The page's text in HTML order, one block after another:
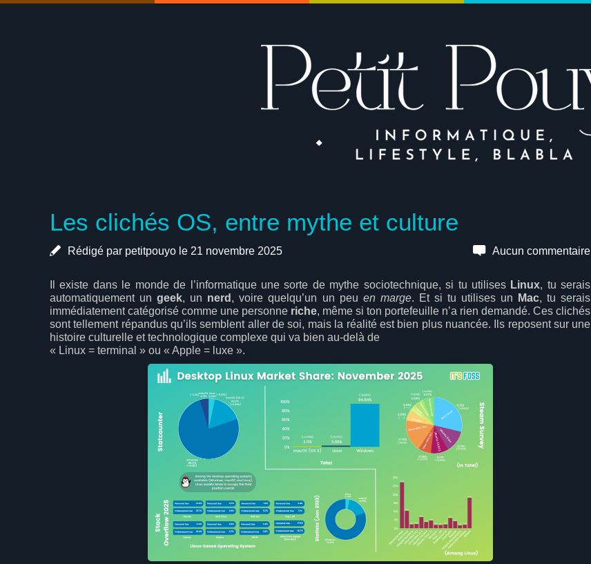
Les clichés OS, entre mythe et culture
Rédigé par petitpouyo le 21 novembre 2025 Aucun commentaire
Il existe dans le monde de l’informatique une sorte de mythe sociotechnique, si tu utilises Linux, tu serais
automatiquement ungeek, un nerd , voire quelqu’un un peu en marge. Et si tu utilises un Mac, tu serais
immédiatement catégorisé comme une personne riche, même si ton portefeuille n’a rien demandé. Ces clichés
sont tellement répandus qu’ils semblent aller de soi, mais la réalité est bien plus nuancée. Ils reposent sur une
histoire culturelle et technologique complexe qui va bien au-delà de
« Linux = terminal » ou « Apple = luxe ».